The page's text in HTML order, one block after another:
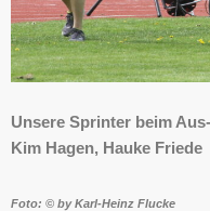
Unsere Sprinter beim
Kim Hagen, Hauke Friede
Foto: © by Karl-Heinz Flucke